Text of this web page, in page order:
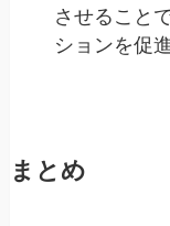
させること
ションを促
まとめ